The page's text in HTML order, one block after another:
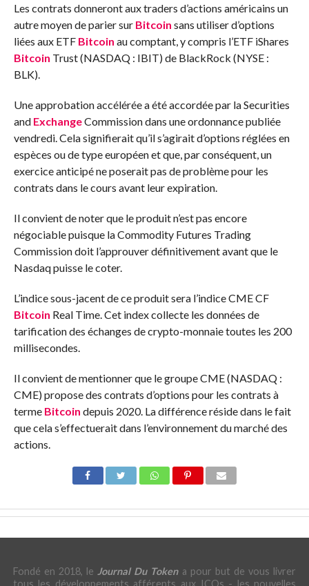
Les contrats donneront aux traders d’actions américains un
autre moyen de parier sur Bitcoin sans utiliser d’options
liées aux ETF Bitcoin au comptant, y compris l’ETF iShares
Bitcoin Trust (NASDAQ : IBIT) de BlackRock (NYSE :
BLK).
Une approbation accélérée a été accordée par la Securities
and ExchangeCommission dans une ordonnance publiée
vendredi. Cela signifierait qu’il s’agirait d’options réglées en
espèces ou de type européen et que, par conséquent, un
exercice anticipé ne poserait pas de problème pour les
contrats dans le cours avant leur expiration.
Il convient de noter que le produit n’est pas encore
négociable puisque la Commodity Futures Trading
Commission doit l’approuver définitivement avant que le
Nasdaq puisse le coter.
L’indice sous-jacent de ce produit sera l’indice CME CF
Bitcoin Real Time. Cet index collecte les données de
tarification des échanges de crypto-monnaie toutes les 200
millisecondes.
Il convient de mentionner que le groupe CME (NASDAQ :
CME) propose des contrats d’options pour les contrats à
terme Bitcoin depuis 2020. La différence réside dans le fait
que cela s’effectuerait dans l’environnement du marché des
actions.
Fondé en 2018, le Journal Du Tokena pour but de vous livrer
tous les développements afférents aux ICOs - les nouvelles